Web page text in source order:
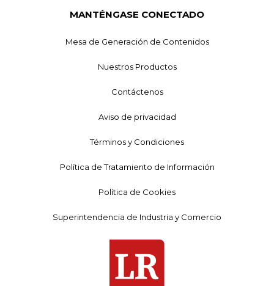
MANTÉNGASE CONECTADO
Mesa de Generación de Contenidos
Nuestros Productos
Contáctenos
Aviso de privacidad
Términos y Condiciones
Política de Tratamiento de Información
Política de Cookies
Superintendencia de Industria y Comercio